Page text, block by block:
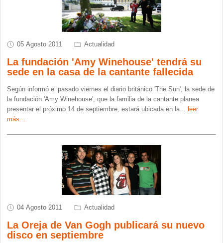
05 Agosto 2011 Actualidad
La fundación 'Amy Winehouse' tendrá su
sede en la casa de la cantante fallecida
Según informó el pasado viernes el diario británico 'The Sun', la sede de
la fundación 'Amy Winehouse', que la familia de la cantante planea
presentar el próximo 14 de septiembre, estará ubicada en la
leer
más...
04 Agosto 2011 Actualidad
La Oreja de Van Gogh publicará su nuevo
disco en septiembre